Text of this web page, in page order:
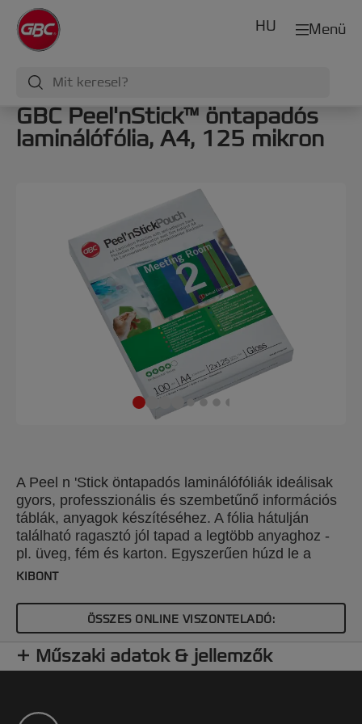
Menü
HU
GBC Peel'nStick™ öntapadós
laminálófólia, A4, 125 mikron
A Peel n 'Stick öntapadós laminálófóliák ideálisak
gyors, professzionális és szembetűnő információs
táblák, anyagok készítéséhez. A fólia hátulján
található ragasztó jól tapad a legtöbb anyaghoz -
pl. üveg, fém és karton. Egyszerűen húzd le a
hátlapot és máris ragasztásra kész! 125 mikron
100db/csomag.
KIBONT
ÖSSZES ONLINE VISZONTELADÓ:
Műszaki adatok & jellemzők